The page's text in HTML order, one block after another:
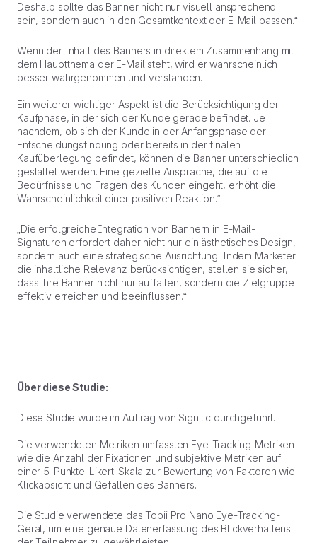
Deshalb sollte das Banner nicht nur visuell ansprechend
sein, sondern auch in den Gesamtkontext der E-Mail passen.“
Wenn der Inhalt des Banners in direktem Zusammenhang mit
dem Hauptthema der E-Mail steht, wird er wahrscheinlich
besser wahrgenommen und verstanden.
Ein weiterer wichtiger Aspekt ist die Berücksichtigung der
Kaufphase, in der sich der Kunde gerade befindet. Je
nachdem, ob sich der Kunde in der Anfangsphase der
Entscheidungsfindung oder bereits in der finalen
Kaufüberlegung befindet, können die Banner unterschiedlich
gestaltet werden. Eine gezielte Ansprache, die auf die
Bedürfnisse und Fragen des Kunden eingeht, erhöht die
Wahrscheinlichkeit einer positiven Reaktion.“
„Die erfolgreiche Integration von Bannern in E-Mail-
Signaturen erfordert daher nicht nur ein ästhetisches Design,
sondern auch eine strategische Ausrichtung. Indem Marketer
die inhaltliche Relevanz berücksichtigen, stellen sie sicher,
dass ihre Banner nicht nur auffallen, sondern die Zielgruppe
effektiv erreichen und beeinflussen.“
Über diese Studie:
Diese Studie wurde im Auftrag von Signitic durchgeführt.
Die verwendeten Metriken umfassten Eye-Tracking-Metriken
wie die Anzahl der Fixationen und subjektive Metriken auf
einer 5-Punkte-Likert-Skala zur Bewertung von Faktoren wie
Klickabsicht und Gefallen des Banners.
Die Studie verwendete das Tobii Pro Nano Eye-Tracking-
Gerät, um eine genaue Datenerfassung des Blickverhaltens